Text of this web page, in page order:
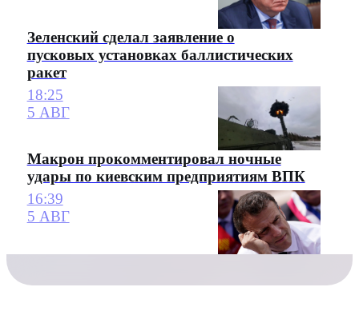
Зеленский сделал заявление о
пусковых установках баллистических
ракет
18:25
5 АВГ
Макрон прокомментировал ночные
удары по киевским предприятиям ВПК
16:39
5 АВГ